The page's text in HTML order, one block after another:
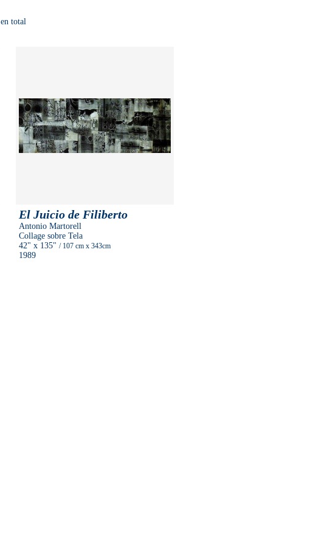
total
El Juicio de Filiberto
Antonio Martorell
Collage sobre Tela
42" x 135" / 107 cm x 343cm
1989